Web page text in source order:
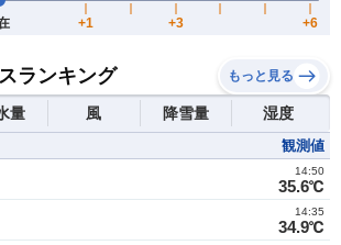
ランキング もっと見る
量 風 降雪量 湿度
観測値
35.6℃
14:50
34.9℃
14:35